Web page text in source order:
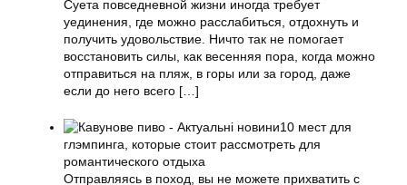
Суета повседневной жизни иногда требует
уединения, где можно расслабиться, отдохнуть и
получить удовольствие. Ничто так не помогает
восстановить силы, как весенняя пора, когда можно
отправиться на пляж, в горы или за город, даже
если до него всего […]
10 мест для
глэмпинга, которые стоит рассмотреть для
романтического отдыха
Отправляясь в поход, вы не можете прихватить с